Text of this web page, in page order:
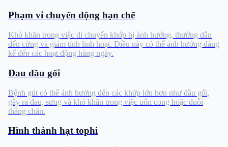
Phạm vi chuyển động hạn chế
Khó khăn trong việc di chuyển khớp bị ảnh hưởng, thường dẫn
đến cứng và giảm tính linh hoạt. Điều này có thể ảnh hưởng đáng
kể đến các hoạt động hàng ngày.
Đau đầu gối
Bệnh gút có thể ảnh hưởng đến các khớp lớn hơn như đầu gối,
gây ra đau, sưng và khó khăn trong việc uốn cong hoặc duỗi
thẳng chân.
Hình thành hạt tophi